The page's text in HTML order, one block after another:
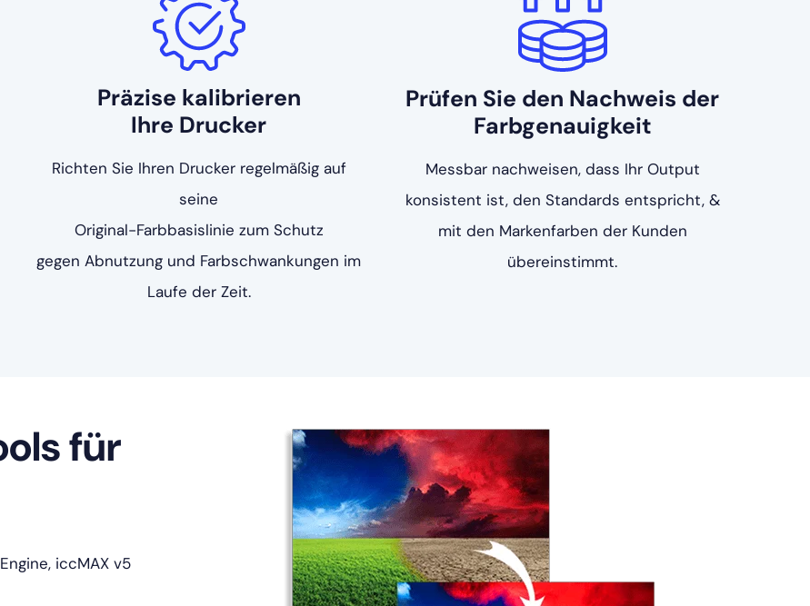
Präzise kalibrieren
Ihre Drucker
Richten Sie Ihren Drucker regelmäßig auf
seine
Original-Farbbasislinie zum Schutz
gegen Abnutzung und Farbschwankungen im
Laufe der Zeit.
Prüfen Sie den Nachweis der
Farbgenauigkeit
Messbar nachweisen, dass Ihr Output
konsistent ist, den Standards entspricht, &
mit den Markenfarben der Kunden
übereinstimmt.
für
iccMAX v5